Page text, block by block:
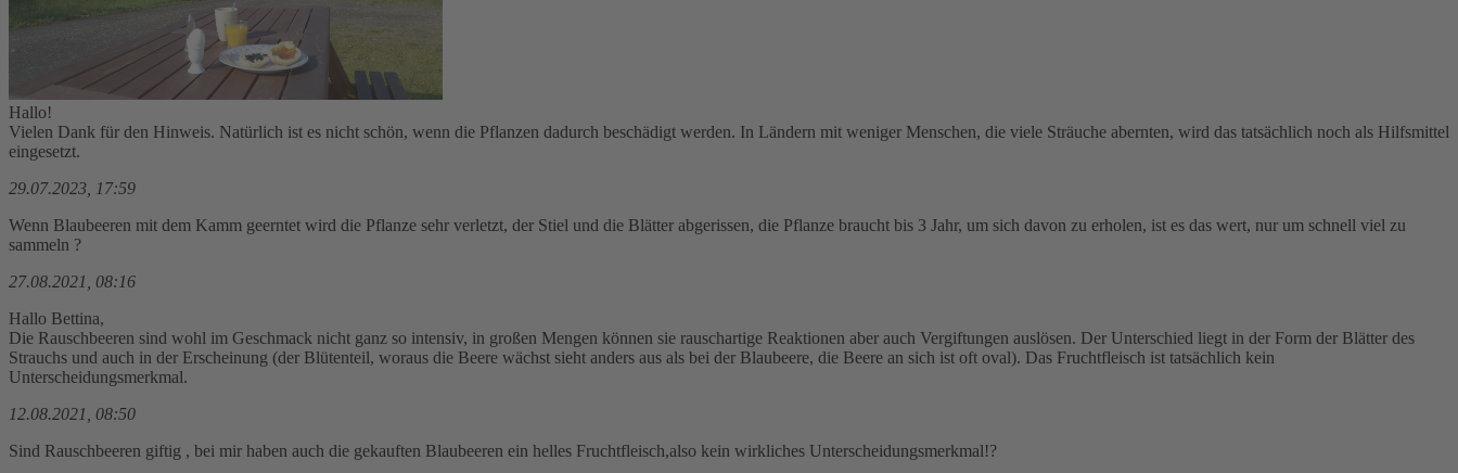
Kommentare
01.08.2023, 10:08
Hallo!
Vielen Dank für den Hinweis. Natürlich ist es nicht schön, wenn die Pflanzen dadurch beschädigt werden. In Ländern mit weniger Menschen, die viele Sträuche abernten, wird das tatsächlich noch als Hilfsmittel
eingesetzt.
29.07.2023, 17:59
Wenn Blaubeeren mit dem Kamm geerntet wird die Pflanze sehr verletzt, der Stiel und die Blätter abgerissen, die Pflanze braucht bis 3 Jahr, um sich davon zu erholen, ist es das wert, nur um schnell viel zu
sammeln ?
27.08.2021, 08:16
Hallo Bettina,
Die Rauschbeeren sind wohl im Geschmack nicht ganz so intensiv, in großen Mengen können sie rauschartige Reaktionen aber auch Vergiftungen auslösen. Der Unterschied liegt in der Form der Blätter des
Strauchs und auch in der Erscheinung (der Blütenteil, woraus die Beere wächst sieht anders aus als bei der Blaubeere, die Beere an sich ist oft oval). Das Fruchtfleisch ist tatsächlich kein
Unterscheidungsmerkmal.
12.08.2021, 08:50
Sind Rauschbeeren giftig , bei mir haben auch die gekauften Blaubeeren ein helles Fruchtfleisch,also kein wirkliches Unterscheidungsmerkmal!?